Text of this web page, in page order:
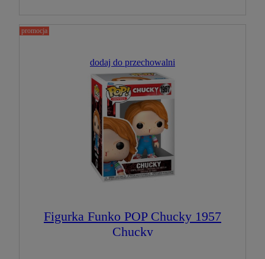
dodaj do przechowalni
Figurka Funko POP Chucky 1957
Chucky
promocja